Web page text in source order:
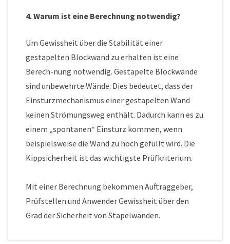
4. Warum ist eine Berechnung notwendig?
Um Gewissheit über die Stabilität einer
gestapelten Blockwand zu erhalten ist eine
Berech-nung notwendig. Gestapelte Blockwände
sind unbewehrte Wände. Dies bedeutet, dass der
Einsturzmechanismus einer gestapelten Wand
keinen Strömungsweg enthält. Dadurch kann es zu
einem „spontanen“ Einsturz kommen, wenn
beispielsweise die Wand zu hoch gefüllt wird. Die
Kippsicherheit ist das wichtigste Prüfkriterium.
Mit einer Berechnung bekommen Auftraggeber,
Prüfstellen und Anwender Gewissheit über den
Grad der Sicherheit von Stapelwänden.